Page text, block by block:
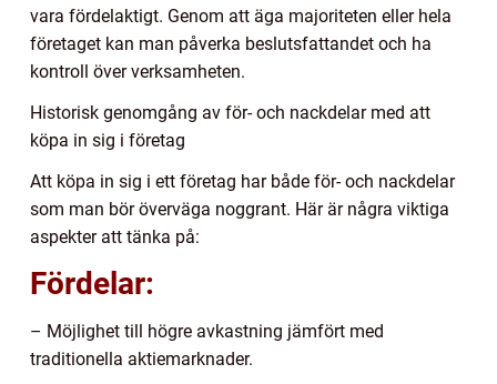
vara fördelaktigt. Genom att äga majoriteten eller hela
företaget kan man påverka beslutsfattandet och ha
kontroll över verksamheten.
Historisk genomgång av för- och nackdelar med att
köpa in sig i företag
Att köpa in sig i ett företag har både för- och nackdelar
som man bör överväga noggrant. Här är några viktiga
aspekter att tänka på:
Fördelar:
– Möjlighet till högre avkastning jämfört med
traditionella aktiemarknader.